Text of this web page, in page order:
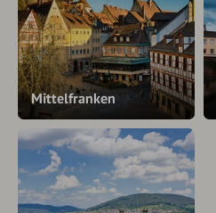
Mittelfranken